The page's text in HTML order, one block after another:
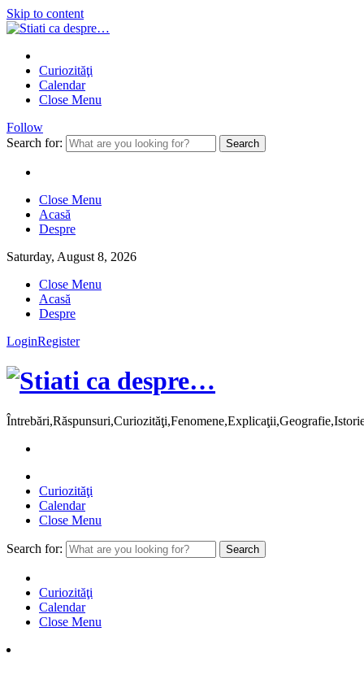
Skip to content
Curiozităţi
Calendar
Close Menu
Follow
Search for:
Close Menu
Acasă
Despre
Saturday, August 8, 2026
Close Menu
Acasă
Despre
LoginRegister
Curiozităţi
Calendar
Close Menu
Search for:
Curiozităţi
Calendar
Close Menu